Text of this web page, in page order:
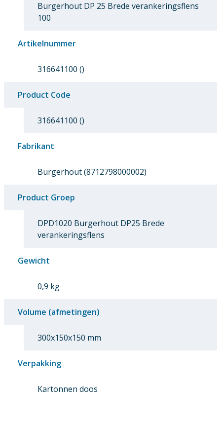
Burgerhout DP 25 Brede verankeringsflens
100
Artikelnummer
316641100 ()
Product Code
316641100 ()
Fabrikant
Burgerhout (8712798000002)
Product Groep
DPD1020 Burgerhout DP25 Brede
verankeringsflens
Gewicht
0,9 kg
Volume (afmetingen)
300x150x150 mm
Verpakking
Kartonnen doos